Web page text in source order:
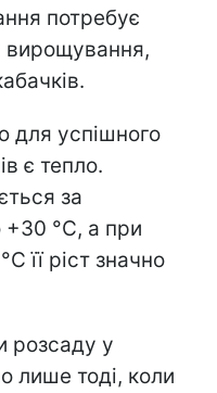
потребує
вирощування,
успішного
є тепло.
за
°C, а при
її ріст значно
розсаду у
лише тоді, коли